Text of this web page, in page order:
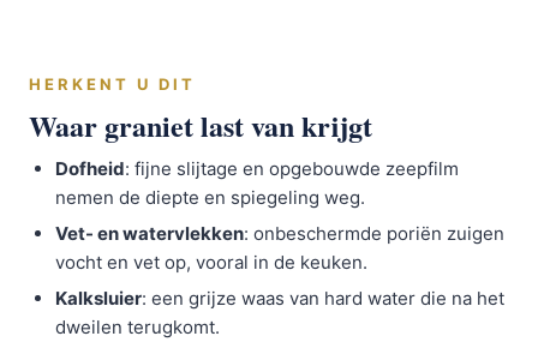
HERKENT U DIT
Waar graniet last van krijgt
Dofheid: fijne slijtage en opgebouwde zeepfilm
nemen de diepte en spiegeling weg.
Vet- en watervlekken: onbeschermde poriën zuigen
vocht en vet op, vooral in de keuken.
Kalksluier: een grijze waas van hard water die na het
dweilen terugkomt.